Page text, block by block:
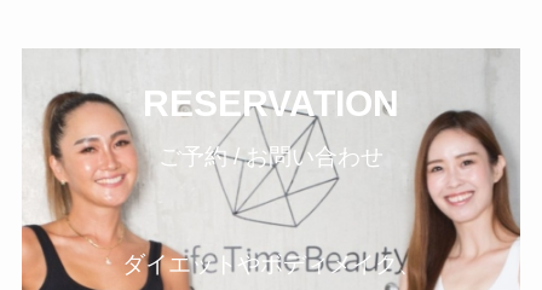
RESERVATION
ご予約 / お問い合わせ
ダイエットやボディメイク、